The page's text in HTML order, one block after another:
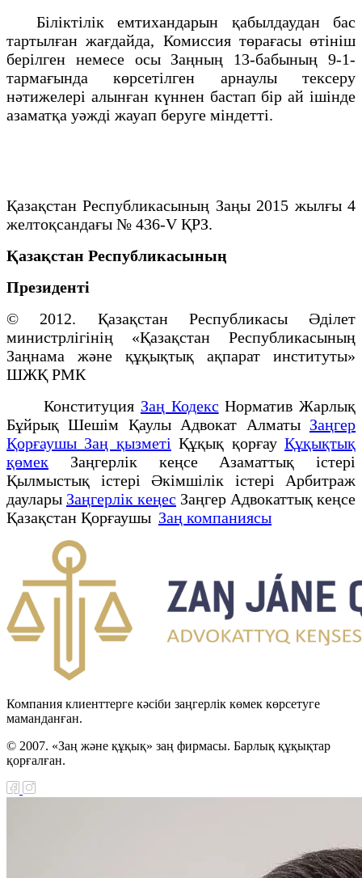
Біліктілік емтихандарын қабылдаудан бас
тартылған жағдайда, Комиссия төрағасы өтініш
берілген немесе осы Заңның 13-бабының 9-1-
тармағында көрсетілген арнаулы тексеру
нәтижелері алынған күннен бастап бір ай ішінде
азаматқа уәжді жауап беруге міндетті.
Қазақстан Республикасының Заңы 2015 жылғы 4
желтоқсандағы № 436-V ҚРЗ.
Қазақстан Республикасының
Президенті
© 2012. Қазақстан Республикасы Әділет
министрлігінің «Қазақстан Республикасының
Заңнама және құқықтық ақпарат институты»
ШЖҚ РМК
Конституция Заң Кодекс Норматив Жарлық
Бұйрық Шешім Қаулы Адвокат Алматы Заңгер
Қорғаушы Заң қызметі Құқық қорғауҚұқықтық
қөмек Заңгерлік кеңсе Азаматтық істері
Қылмыстық істері Әкімшілік істері Арбитраж
даулары Заңгерлік кеңес Заңгер Адвокаттық кеңсе
Қазақстан Қорғаушы Заң компаниясы
Компания клиенттерге кәсіби заңгерлік көмек көрсетуге
маманданған.
© 2007. «Заң және құқық» заң фирмасы. Барлық құқықтар
қорғалған.